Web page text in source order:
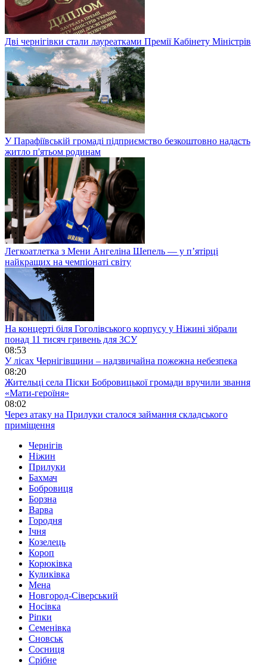
Дві чернігівки стали лауреатками Премії Кабінету Міністрів
У Парафіївській громаді підприємство безкоштовно надасть
житло п'ятьом родинам
Легкоатлетка з Мени Ангеліна Шепель — у п’ятірці
найкращих на чемпіонаті світу
На концерті біля Гоголівського корпусу у Ніжині зібрали
понад 11 тисяч гривень для ЗСУ
08:53
У лісах Чернігівщини – надзвичайна пожежна небезпека
08:20
Жительці села Піски Бобровицької громади вручили звання
«Мати-героїня»
08:02
Через атаку на Прилуки сталося займання складського
приміщення
Чернігів
Ніжин
Прилуки
Бахмач
Бобровиця
Борзна
Варва
Городня
Ічня
Козелець
Короп
Корюківка
Куликівка
Мена
Новгород-Сіверський
Носівка
Ріпки
Семенівка
Сновськ
Сосниця
Срібне